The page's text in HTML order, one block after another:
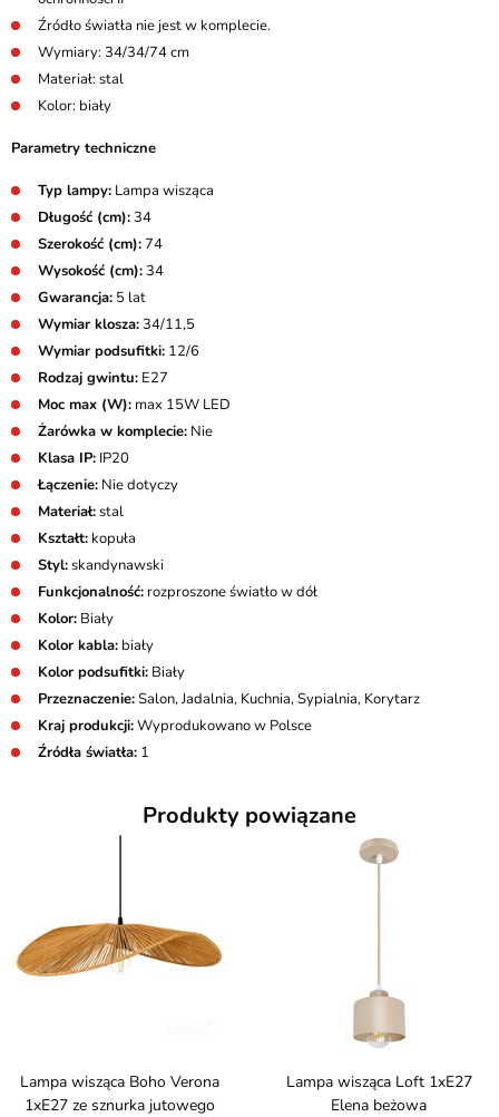
Źródło światła nie jest w komplecie.
Wymiary: 34/34/74 cm
Materiał: stal
Kolor: biały
Parametry techniczne
Typ lampy: Lampa wisząca
Długość (cm):34
Szerokość (cm):74
Wysokość (cm):34
Gwarancja: 5 lat
Wymiar klosza:34/11,5
Wymiar podsufitki: 12/6
Rodzaj gwintu: E27
Moc max (W): max 15W LED
Żarówka w komplecie: Nie
Klasa IP: IP20
Łączenie: Nie dotyczy
Materiał:stal
Kształt: kopuła
Styl:skandynawski
Funkcjonalność: rozproszone światło w dół
Kolor: Biały
Kolor kabla: biały
Kolor podsufitki: Biały
Przeznaczenie:Salon, Jadalnia, Kuchnia, Sypialnia, Korytarz
Kraj produkcji:Wyprodukowano w Polsce
Źródła światła: 1
Produkty powiązane
Lampa wisząca Boho Verona
1xE27 ze sznurka jutowego
Lampa wisząca Loft 1xE27
Elena beżowa